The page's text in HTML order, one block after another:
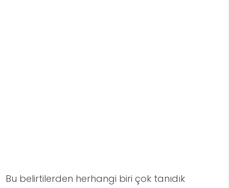
Bu belirtilerden herhangi biri çok tanıdık